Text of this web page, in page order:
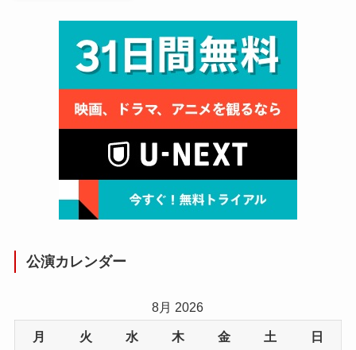
公演カレンダー
8月 2026
月 火 水 木 金 土 日